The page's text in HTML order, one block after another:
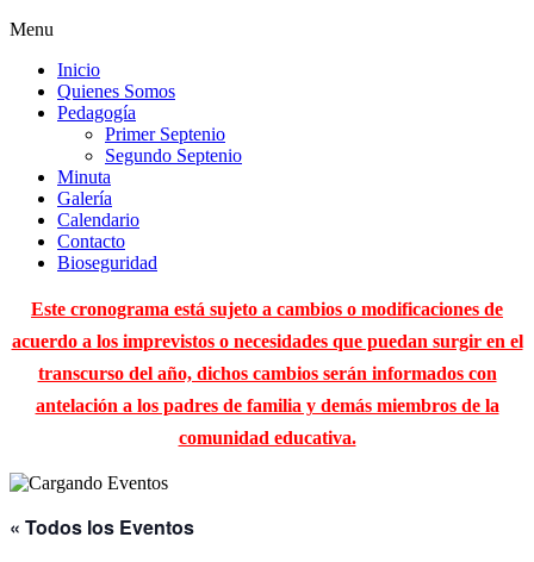
Menu
Inicio
Quienes Somos
Pedagogía
Primer Septenio
Segundo Septenio
Minuta
Galería
Calendario
Contacto
Bioseguridad
Este cronograma está sujeto a cambios o modificaciones de
acuerdo a los imprevistos o necesidades que puedan surgir en el
transcurso del año, dichos cambios serán informados con
antelación a los padres de familia y demás miembros de la
comunidad educativa.
« Todos los Eventos